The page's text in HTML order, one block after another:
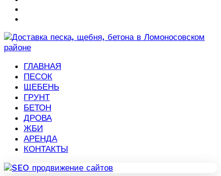
ГЛАВНАЯ
ПЕСОК
ЩЕБЕНЬ
ГРУНТ
БЕТОН
ДРОВА
ЖБИ
АРЕНДА
КОНТАКТЫ